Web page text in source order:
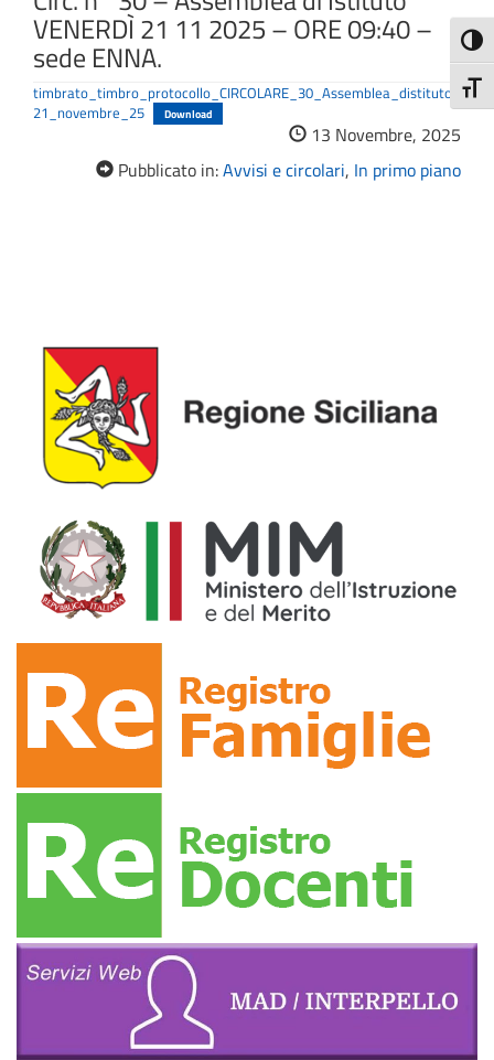
VENERDÌ 21 11 2025 – ORE 09:40 –
sede ENNA.
timbrato_timbro_protocollo_CIRCOLARE_30_Assemblea_distituto_
21_novembre_25
Download
13 Novembre, 2025
Pubblicato in:Avvisi e circolari, In primo piano